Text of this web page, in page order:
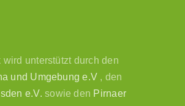
wird unterstützt durch den
und Umgebung e.V , den
e.V. sowie den Pirnaer